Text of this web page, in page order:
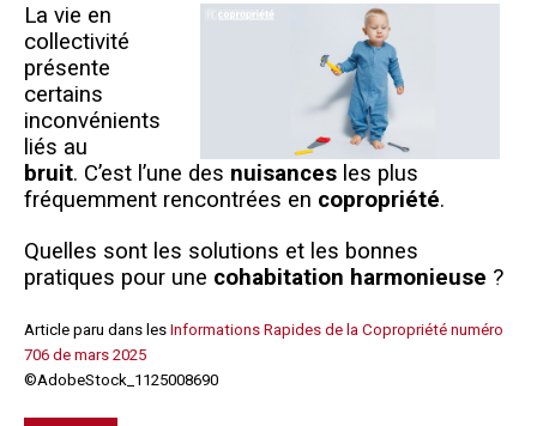
La vie en
collectivité
présente
certains
inconvénients
liés au
bruit. C’est l’une des nuisances les plus
fréquemment rencontrées en copropriété.
Quelles sont les solutions et les bonnes
pratiques pour une cohabitation harmonieuse ?
Article paru dans les Informations Rapides de la Copropriété numéro
706 de mars 2025
©AdobeStock_1125008690